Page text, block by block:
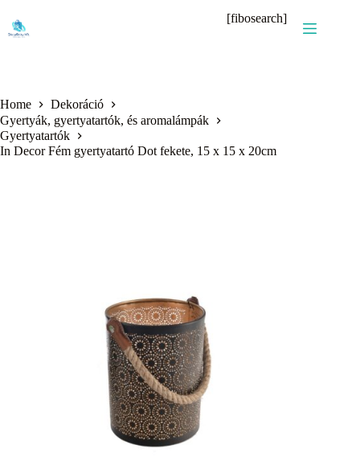
content
[fibosearch]
Home
Dekoráció
Gyertyák, gyertyatartók, és aromalámpák
Gyertyatartók
In Decor Fém gyertyatartó Dot fekete, 15 x 15 x 20cm